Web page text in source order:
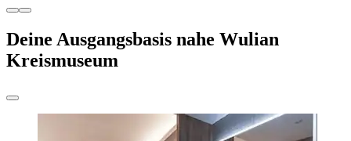
Deine Ausgangsbasis nahe Wulian
Kreismuseum